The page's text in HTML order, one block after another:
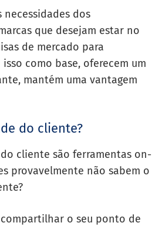
dos
que desejam estar no
de mercado para
como base, oferecem um
mantém uma vantagem
do cliente?
cliente são ferramentas on-
provavelmente não sabem o
compartilhar o seu ponto de